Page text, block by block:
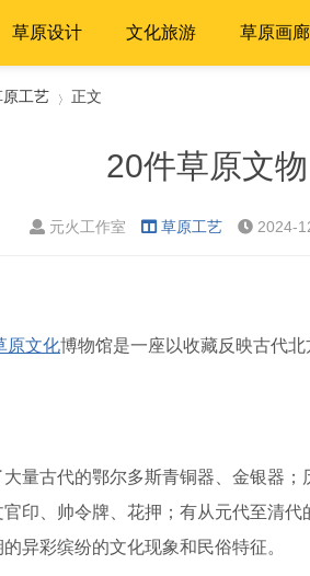
草原设计 文化旅游 草原画廊
原工艺 正文
20件草原文
元火工作室 草原工艺 2024-
原文化博物馆是一座以收藏反映古代
大量古代的鄂尔多斯青铜器、金银器
印、帅令牌、花押；有从元代至清
异彩缤纷的文化现象和民俗特征。